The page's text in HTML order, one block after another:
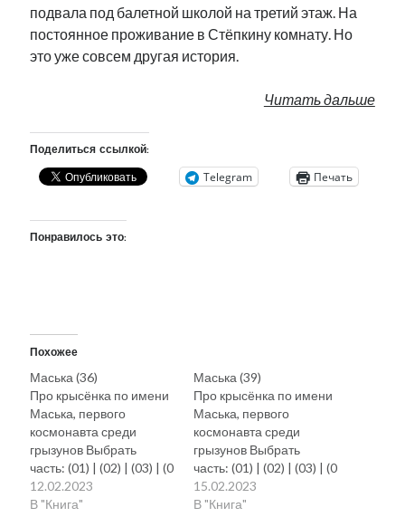
подвала под балетной школой на третий этаж. На
постоянное проживание в Стёпкину комнату. Но
это уже совсем другая история.
Читать дальше
Поделиться ссылкой:
Telegram Печать
Понравилось это:
Похожее
Маська (36)
Про крысёнка по имени
Маська, первого
космонавта среди
грызунов Выбрать
часть: (01) | (02) | (03) | (0
4) | (05) | (06) | (07) | (08) |
(09) | (10)
12.02.2023
В "Книга"
Маська (39)
Про крысёнка по имени
Маська, первого
космонавта среди
грызунов Выбрать
часть: (01) | (02) | (03) | (0
4) | (05) | (06) | (07) | (08) |
(09) | (10)
15.02.2023
В "Книга"